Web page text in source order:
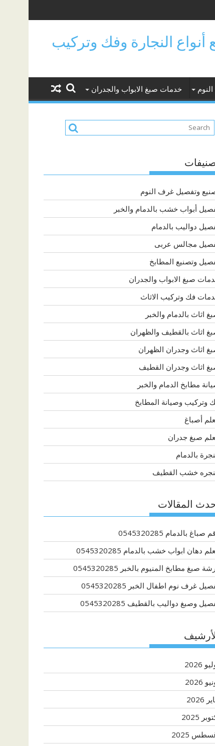
أنواع النجارة وفك وتركيب
خدمات صبغ الابواب والجدران
وتفصيل غرف النوم
أبواب خشب بالدمام والخبر
دواليب بالدمام
مجالس عربى
وتصنيع المطابخ
صبغ الابواب والجدران
فك وتركيب الاثاث
اثاث بالدمام والخبر
اثاث بالقطيف والظهران
اثاث وجدران الظهران
اثاث وجدران القطيف
مطابخ الدمام والخبر
وتركيب وصيانة المطابخ
أصباغ
صبغ جدران
بالدمام
خشب القطيف
المقالات
صباغ بالدمام 0545320285
دهان ابواب خشب بالدمام 0545320285
صبغ مطابخ المنيوم بالخبر 0545320285
غرف نوم اطفال الخبر 0545320285
وصبغ دواليب بالقطيف 0545320285
2026
2026
2026
2025
2025